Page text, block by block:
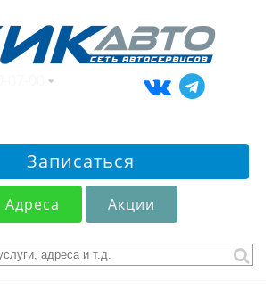
Записаться
Адреса Акции